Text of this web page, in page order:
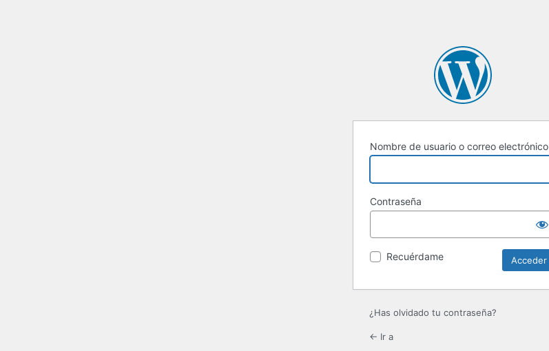
Nombre de usuario o correo electrónico
Contraseña
Recuérdame
¿Has olvidado tu contraseña?
← Ir a